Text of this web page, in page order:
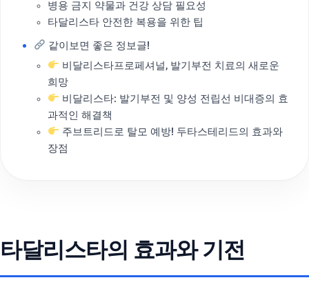
병용 금지 약물과 건강 상담 필요성
타달리스타 안전한 복용을 위한 팁
같이보면 좋은 정보글!
비달리스타프로페셔널, 발기부전 치료의 새로운
희망
비달리스타: 발기부전 및 양성 전립선 비대증의 효
과적인 해결책
주브트리드로 탈모 예방! 두타스테리드의 효과와
장점
타달리스타의 효과와 기전